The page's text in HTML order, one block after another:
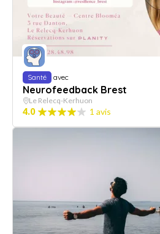
Santé avec
Neurofeedback Brest
Le Relecq-Kerhuon
4.0 1 avis